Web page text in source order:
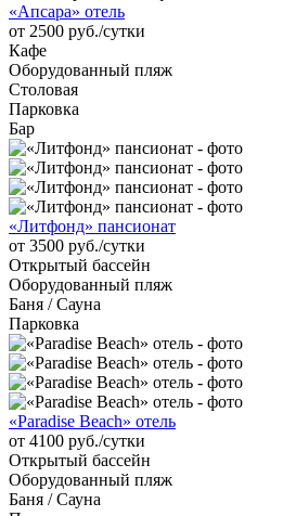
«Апсара» отель
от 2500 руб./сутки
Кафе
Оборудованный пляж
Столовая
Парковка
Бар
«Литфонд» пансионат
от 3500 руб./сутки
Открытый бассейн
Оборудованный пляж
Баня / Сауна
Парковка
«Paradise Beach» отель
от 4100 руб./сутки
Открытый бассейн
Оборудованный пляж
Баня / Сауна